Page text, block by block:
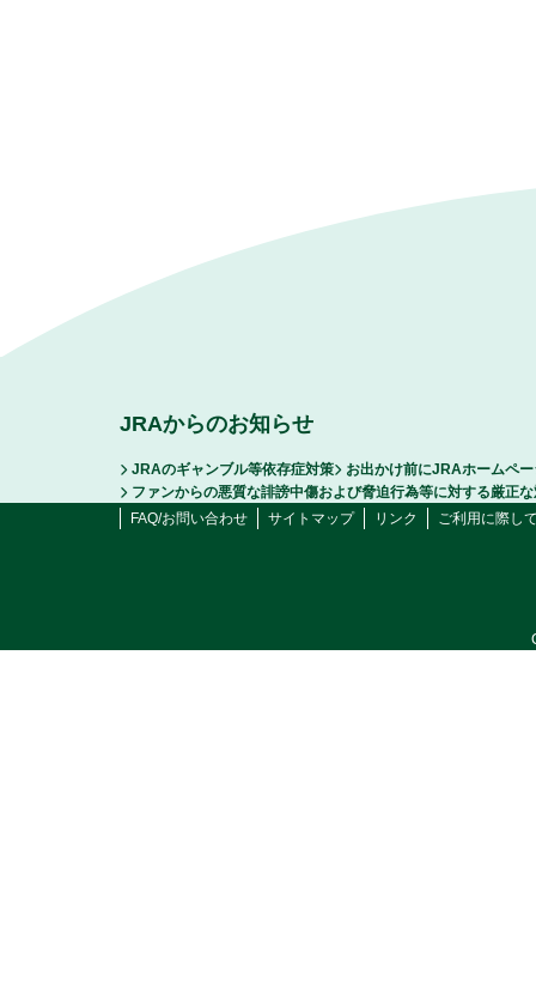
JRAからのお知らせ
JRAのギャンブル等依存症対策
お出かけ前にJRAホームペ
ファンからの悪質な誹謗中傷および脅迫行為等に対する厳正
FAQ/お問い合わせ
サイトマップ リンク ご利用に際し